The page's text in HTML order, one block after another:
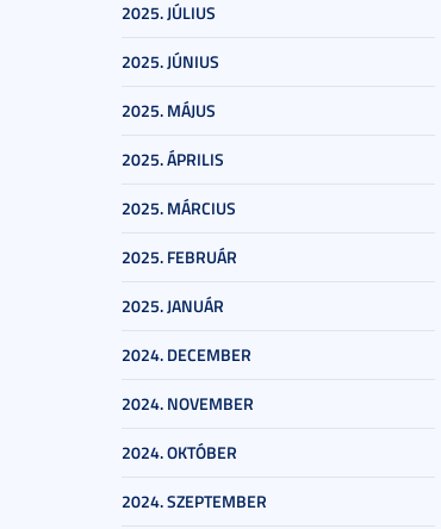
2025. JÚLIUS
2025. JÚNIUS
2025. MÁJUS
2025. ÁPRILIS
2025. MÁRCIUS
2025. FEBRUÁR
2025. JANUÁR
2024. DECEMBER
2024. NOVEMBER
2024. OKTÓBER
2024. SZEPTEMBER